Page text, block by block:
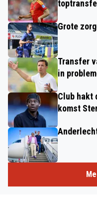
Grote
Transfer
in
Club hakt
komst